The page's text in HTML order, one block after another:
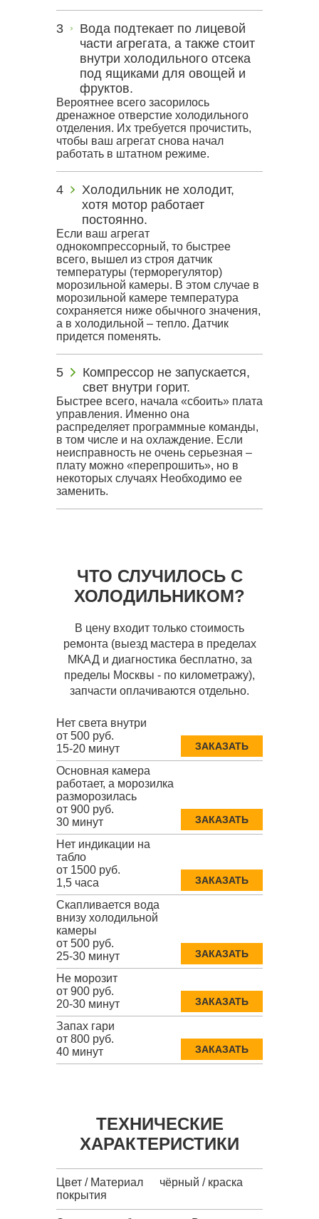
Вода подтекает по лицевой
части агрегата, а также стоит
внутри холодильного отсека
под ящиками для овощей и
фруктов.
Вероятнее всего засорилось
дренажное отверстие холодильного
отделения. Их требуется прочистить,
чтобы ваш агрегат снова начал
работать в штатном режиме.
Холодильник не холодит,
хотя мотор работает
постоянно.
Если ваш агрегат
однокомпрессорный, то быстрее
всего, вышел из строя датчик
температуры (терморегулятор)
морозильной камеры. В этом случае в
морозильной камере температура
сохраняется ниже обычного значения,
а в холодильной – тепло. Датчик
придется поменять.
Компрессор не запускается,
свет внутри горит.
Быстрее всего, начала «сбоить» плата
управления. Именно она
распределяет программные команды,
в том числе и на охлаждение. Если
неисправность не очень серьезная –
плату можно «перепрошить», но в
некоторых случаях Необходимо ее
заменить.
ЧТО СЛУЧИЛОСЬ С
ХОЛОДИЛЬНИКОМ?
В цену входит только стоимость
ремонта (выезд мастера в пределах
МКАД и диагностика бесплатно, за
пределы Москвы - по километражу),
запчасти оплачиваются отдельно.
Нет света внутри
от 500 руб.
15-20 минут
ЗАКАЗАТЬ
Основная камера
работает, а морозилка
разморозилась
от 900 руб.
30 минут
ЗАКАЗАТЬ
Нет индикации на
табло
от 1500 руб.
1,5 часа
ЗАКАЗАТЬ
Скапливается вода
внизу холодильной
камеры
от 500 руб.
25-30 минут
ЗАКАЗАТЬ
Не морозит
от 900 руб.
20-30 минут
ЗАКАЗАТЬ
Запах гари
от 800 руб.
40 минут
ЗАКАЗАТЬ
ТЕХНИЧЕСКИЕ
ХАРАКТЕРИСТИКИ
Цвет / Материал
покрытия
чёрный / краска